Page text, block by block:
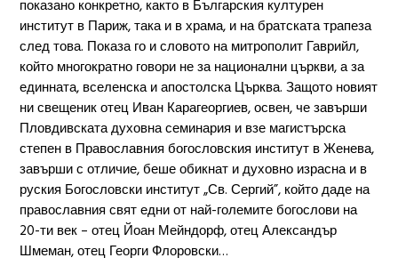
показано конкретно, както в Българския културен
институт в Париж, така и в храма, и на братската трапеза
след това. Показа го и словото на митрополит Гаврийл,
който многократно говори не за национални църкви, а за
единната, вселенска и апостолска Църква. Защото новият
ни свещеник отец Иван Карагеоргиев, освен, че завърши
Пловдивската духовна семинария и взе магистърска
степен в Православния богословския институт в Женева,
завърши с отличие, беше обикнат и духовно израсна и в
руския Богословски институт „Св. Сергий”, който даде на
православния свят едни от най-големите богослови на
20-ти век – отец Йоан Мейндорф, отец Александър
Шмеман, отец Георги Флоровски…